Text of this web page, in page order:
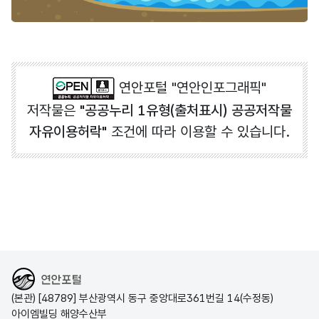
연안포털 "연안인포그래픽"
저작물은"공공누리 1유형(출처표시) 공공저작물
자유이용허락" 조건에 따라 이용할 수 있습니다.
해양수산부
(본관) [48789] 부산광역시 동구 중앙대로361번길 14(수정동)
아이엠빌딩 해양수산부